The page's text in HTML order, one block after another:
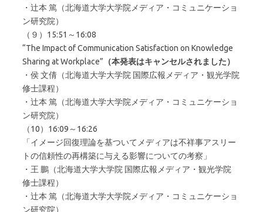
・辻本 篤（北海道大学大学院メディア・コミュニケーショ
ン研究院）
（９）15:51～16:08
“The Impact of Communication Satisfaction on Knowledge
Sharing at Workplace” （本発表はキャンセルされました）
・侯 文倩（北海道大学大学院 国際広報メディア・観光学院
修士課程）
・辻本 篤（北海道大学大学院メディア・コミュニケーショ
ン研究院）
（10）16:09～16:26
「イメージ回復理論を基ついてメディアは不祥事アスリー
トの信頼性の再構築に与える影響についての考察」
・王 鵬（北海道大学大学院 国際広報メディア・観光学院
修士課程）
・辻本 篤（北海道大学大学院メディア・コミュニケーショ
ン研究院）